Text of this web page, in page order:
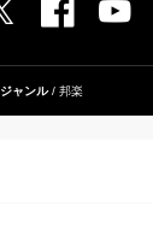
ジャンル 邦楽